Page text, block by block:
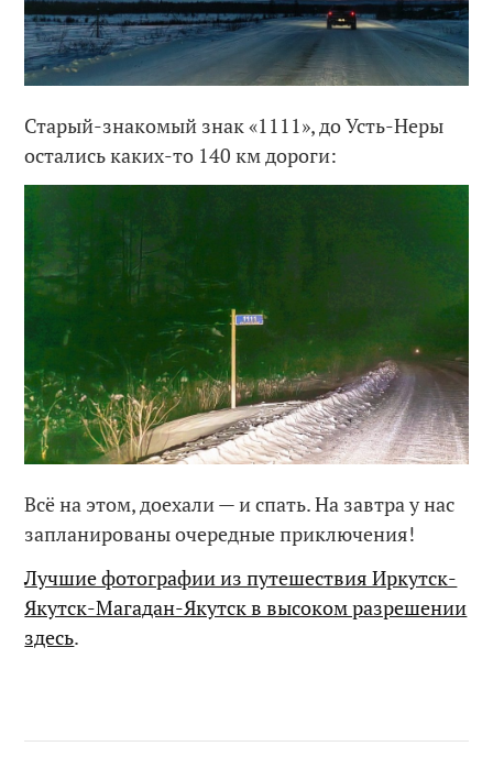
Старый-знакомый знак «1111», до Усть-Неры
остались каких-то 140 км дороги:
Всё на этом, доехали — и спать. На завтра у нас
запланированы очередные приключения!
Лучшие фотографии из путешествия Иркутск-
Якутск-Магадан-Якутск в высоком разрешении
здесь.